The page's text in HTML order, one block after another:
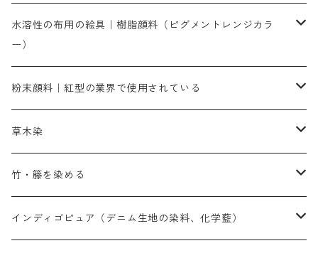
染色に必要な薬品類
橙色系
青色系
染料一覧
人気のおすすめ染料
染色に必要な薬品類
補助薬品
お勧めの3原色（赤・青・黄色）
お勧め｜スミフィックス～
3原色以外の色目
赤色
染色に必要な薬品
アルカリ剤
補助薬品
捺染に必要な材料
捺染糊
水溶性の布用の絵具｜樹脂顔料（ピグメントレンジカラ
ー）
ネオカラー（色）
内容量：100g
内容量：500g
バィンダー（定着剤）
増粘剤
黄色系
粉末顔料｜紅型の業界で使用されている
赤色系
本洋紅
代用朱黄色口
黄色系
ファストエロ―10GN（鮮やかな黄色）
青色系
草木染
植物染料
人気のおすすめ植物染料
濃染処理剤｜ソルバックスPS－900
竹・籐を染める
人気のおすすめ竹・藤を染める染料
インディゴピュア（デニム生地の染料、化学藍）